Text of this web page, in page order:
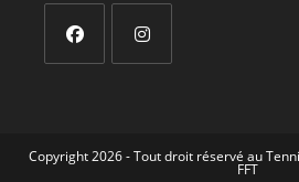
nouvel
nouvel
Copyright 2026 - Tout droit réservé au
FFT